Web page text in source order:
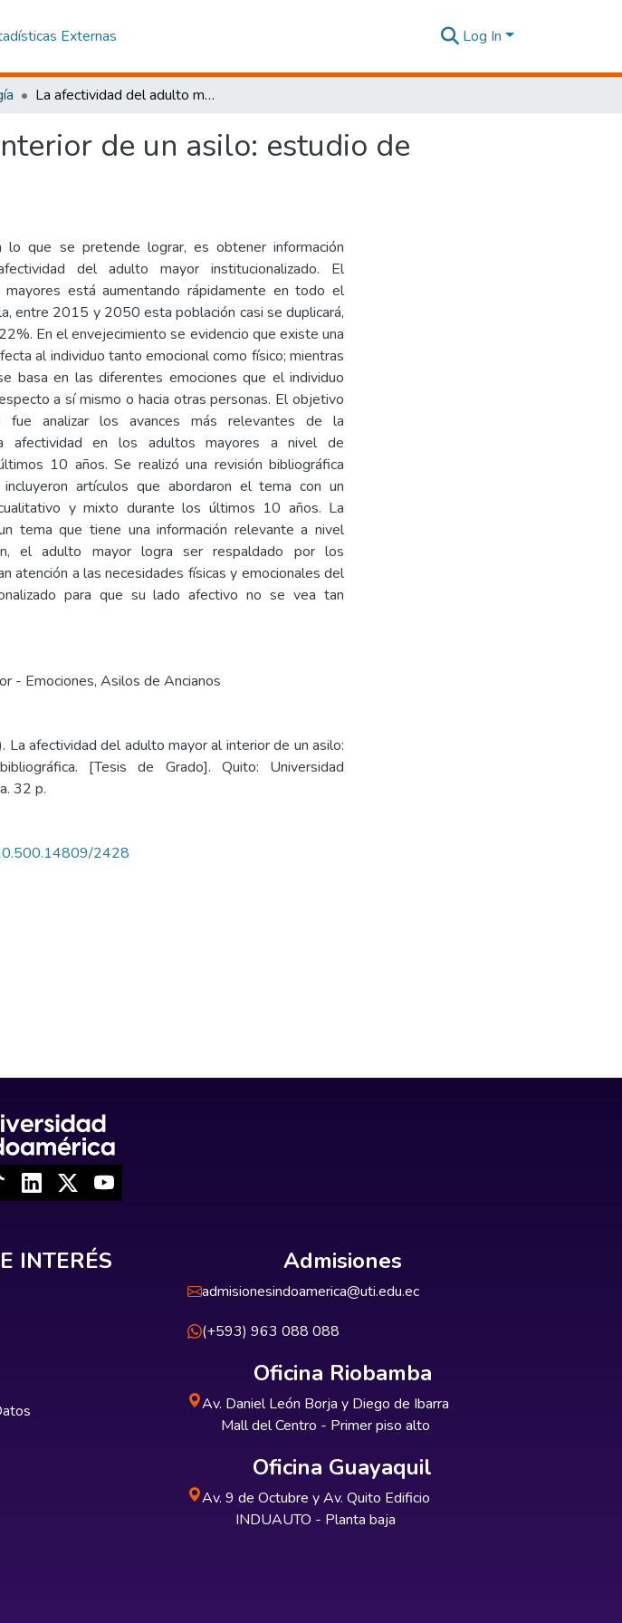
Externas Log In
La afectividad del adulto mayor al interior de un asilo: estudio de revisión bibliográfica
de un asilo: estudio de
lo que se pretende lograr, es obtener información
del adulto mayor institucionalizado. El
está aumentando rápidamente en todo el
entre 2015 y 2050 esta población casi se duplicará,
En el envejecimiento se evidencio que existe una
al individuo tanto emocional como físico; mientras
basa en las diferentes emociones que el individuo
a sí mismo o hacia otras personas. El objetivo
fue analizar los avances más relevantes de la
afectividad en los adultos mayores a nivel de
10 años. Se realizó una revisión bibliográfica
artículos que abordaron el tema con un
y mixto durante los últimos 10 años. La
tema que tiene una información relevante a nivel
el adulto mayor logra ser respaldado por los
atención a las necesidades físicas y emocionales del
para que su lado afectivo no se vea tan
- Emociones, Asilos de Ancianos
La afectividad del adulto mayor al interior de un asilo:
[Tesis de Grado]. Quito: Universidad
32 p.
2428
INTERÉS Admisiones
admisionesindoamerica@uti.edu.ec
(+593) 963 088 088
Oficina Riobamba
Av. Daniel León Borja y Diego de Ibarra
Mall del Centro - Primer piso alto
Oficina Guayaquil
Av. 9 de Octubre y Av. Quito Edificio
INDUAUTO - Planta baja